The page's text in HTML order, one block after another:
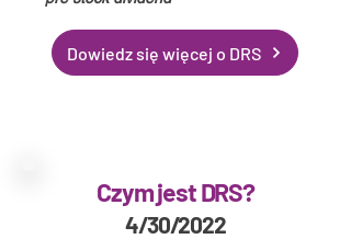
Dowiedz się więcej o DRS
Czym jest DRS?
4/30/2022